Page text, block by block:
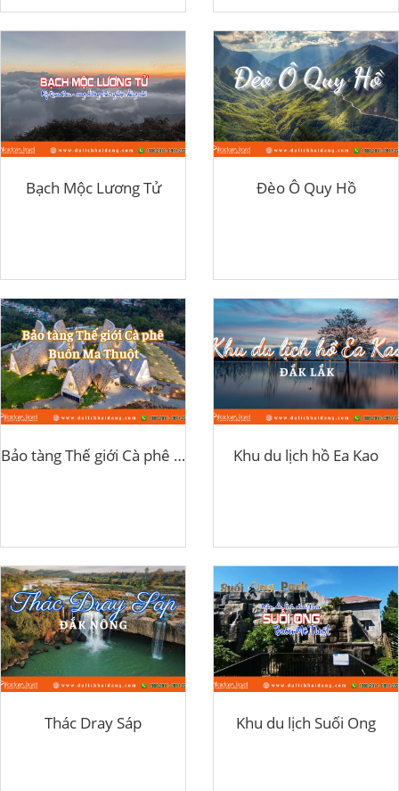
Bạch Mộc Lương Tử Đèo Ô Quy Hồ
Bảo tàng Thế giới Cà phê Buôn Ma Thuột Khu du lịch hồ Ea Kao
Thác Dray Sáp Khu du lịch Suối Ong